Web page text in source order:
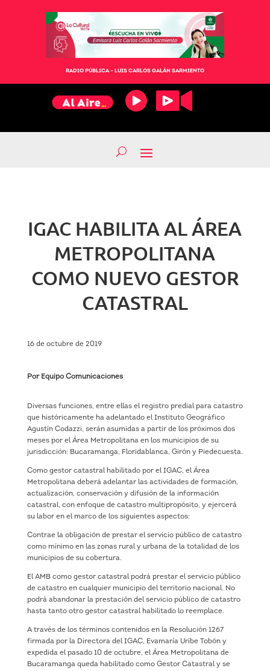
RADIO PÚBLICA – LUIS CARLOS GALÁN SARMIENTO
IGAC HABILITA AL ÁREA
METROPOLITANA
COMO NUEVO GESTOR
CATASTRAL
16 de octubre de 2019
Por Equipo Comunicaciones
Diversas funciones, entre ellas el registro predial para catastro
que históricamente ha adelantado el Instituto Geográfico
Agustín Codazzi, serán asumidas a partir de los próximos dos
meses por el Área Metropolitana en los municipios de su
jurisdicción: Bucaramanga, Floridablanca, Girón y Piedecuesta.
Como gestor catastral habilitado por el IGAC, el Área
Metropolitana deberá adelantar las actividades de formación,
actualización, conservación y difusión de la información
catastral, con enfoque de catastro multipropósito, y ejercerá
su labor en el marco de los siguientes aspectos:
Contrae la obligación de prestar el servicio público de catastro
como mínimo en las zonas rural y urbana de la totalidad de los
municipios de su cobertura.
El AMB como gestor catastral podrá prestar el servicio público
de catastro en cualquier municipio del territorio nacional. No
podrá abandonar la prestación del servicio público de catastro
hasta tanto otro gestor catastral habilitado lo reemplace.
A través de los términos contenidos en la Resolución 1267
firmada por la Directora del IGAC, Evamaría Uríbe Tobón y
expedida el pasado 10 de octubre, el Área Metropolitana de
Bucaramanga queda habilitado como Gestor Catastral y se